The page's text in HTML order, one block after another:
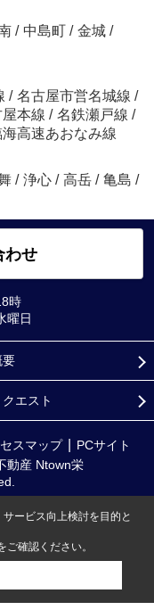
/ 中島町 / 金城 /
/ 名古屋市営名城線 /
本線 / 名鉄瀬戸線 /
高速あおなみ線
/ 浄心 / 高岳 / 亀島 /
わせ
時
曜日
要
エスト
スマップ
PCサイト
動産 Ntown栄
ービス向上検討を目的と
ご確認ください。